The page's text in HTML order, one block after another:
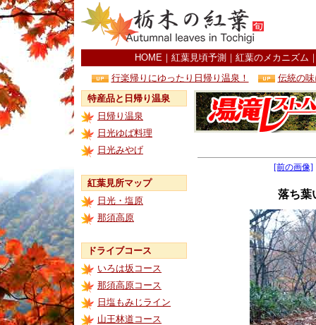
HOME ｜ 紅葉見頃予測 ｜ 紅葉のメカニズム
行楽帰りにゆったり日帰り温泉！
伝統の
特産品と日帰り温泉
日帰り温泉
日光ゆば料理
日光みやげ
紅葉見所マップ
日光・塩原
那須高原
ドライブコース
いろは坂コース
那須高原コース
日塩もみじライン
山王林道コース
[前の画像]
落ち葉